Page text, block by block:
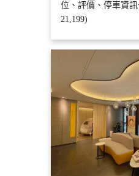
位、評價、停車資
21,199)